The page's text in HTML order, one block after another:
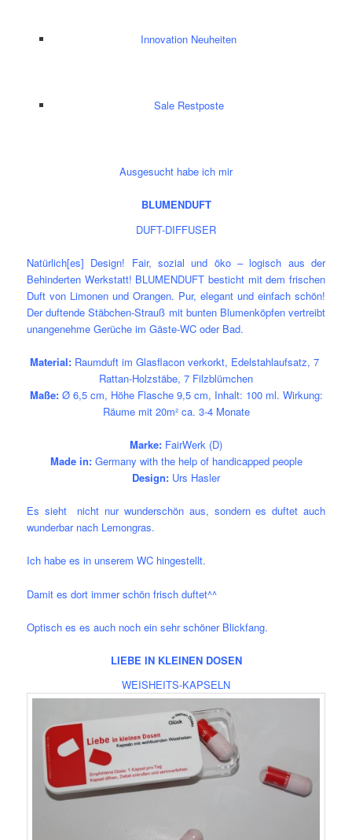
Innovation Neuheiten
Sale Restposte
Ausgesucht habe ich mir
BLUMENDUFT
DUFT-DIFFUSER
Natürlich[es] Design! Fair, sozial und öko – logisch aus der
Behinderten Werkstatt! BLUMENDUFT besticht mit dem frischen
Duft von Limonen und Orangen. Pur, elegant und einfach schön!
Der duftende Stäbchen-Strauß mit bunten Blumenköpfen vertreibt
unangenehme Gerüche im Gäste-WC oder Bad.
Material: Raumduft im Glasflacon verkorkt, Edelstahlaufsatz, 7
Rattan-Holzstäbe, 7 Filzblümchen
Maße:Ø 6,5 cm, Höhe Flasche 9,5 cm, Inhalt: 100 ml. Wirkung:
Räume mit 20m² ca. 3-4 Monate
Marke: FairWerk (D)
Made in:Germany with the help of handicapped people
Design: Urs Hasler
Es sieht nicht nur wunderschön aus, sondern es duftet auch
wunderbar nach Lemongras.
Ich habe es in unserem WC hingestellt.
Damit es dort immer schön frisch duftet^^
Optisch es es auch noch ein sehr schöner Blickfang.
LIEBE IN KLEINEN DOSEN
WEISHEITS-KAPSELN